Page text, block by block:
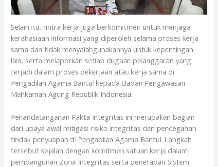
Selain itu, mitra kerja juga berkomitmen untuk menjaga
kerahasiaan informasi yang diperoleh selama proses kerja
sama dan tidak menyalahgunakannya untuk kepentingan
lain, serta melaporkan setiap dugaan pelanggaran yang
terjadi dalam proses pekerjaan atau kerja sama di
Pengadilan Agama Bantul kepada Badan Pengawasan
Mahkamah Agung Republik Indonesia.
Penandatanganan Pakta Integritas ini merupakan bagian
dari upaya awal mitigasi risiko integritas dan pencegahan
tindak penyuapan di Pengadilan Agama Bantul. Langkah
tersebut sejalan dengan komitmen satuan kerja dalam
pembangunan Zona Integritas serta penerapan Sistem